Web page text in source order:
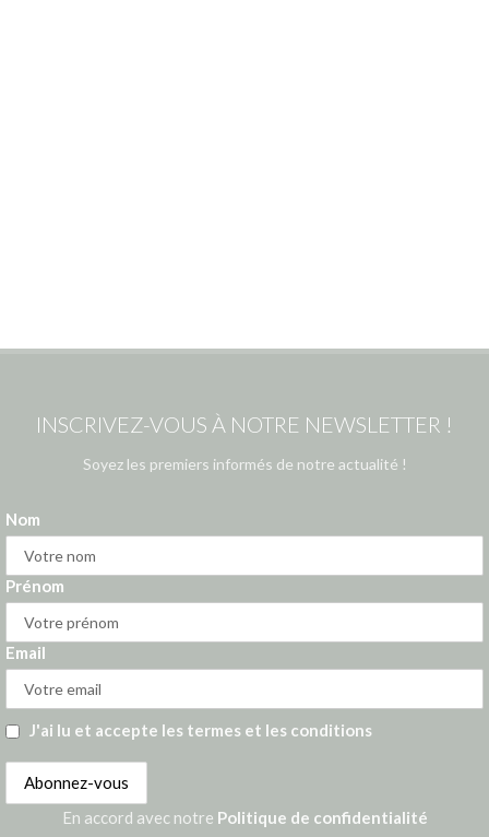
INSCRIVEZ-VOUS À NOTRE NEWSLETTER !
Soyez les premiers informés de notre actualité !
Nom
Prénom
Email
J'ai lu et accepte les termes et les conditions
En accord avec notre Politique de confidentialité